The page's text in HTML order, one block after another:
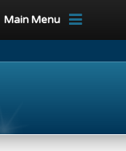
Main Menu